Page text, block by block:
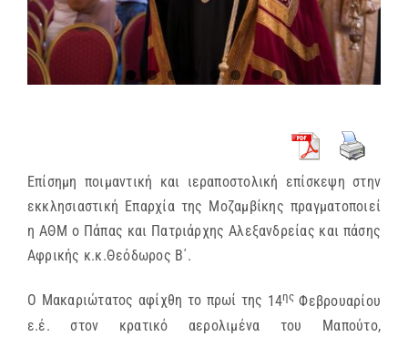
Επίσημη ποιμαντική και ιεραποστολική επίσκεψη στην
εκκλησιαστική Επαρχία της Μοζαμβίκης πραγματοποιεί
η ΑΘΜ ο Πάπας και Πατριάρχης Αλεξανδρείας και πάσης
Αφρικής κ.κ.Θεόδωρος Β΄.
Ο Μακαριώτατος αφίχθη το πρωί της 14ηςΦεβρουαρίου
ε.έ. στον κρατικό αερολιμένα του Μαπούτο,